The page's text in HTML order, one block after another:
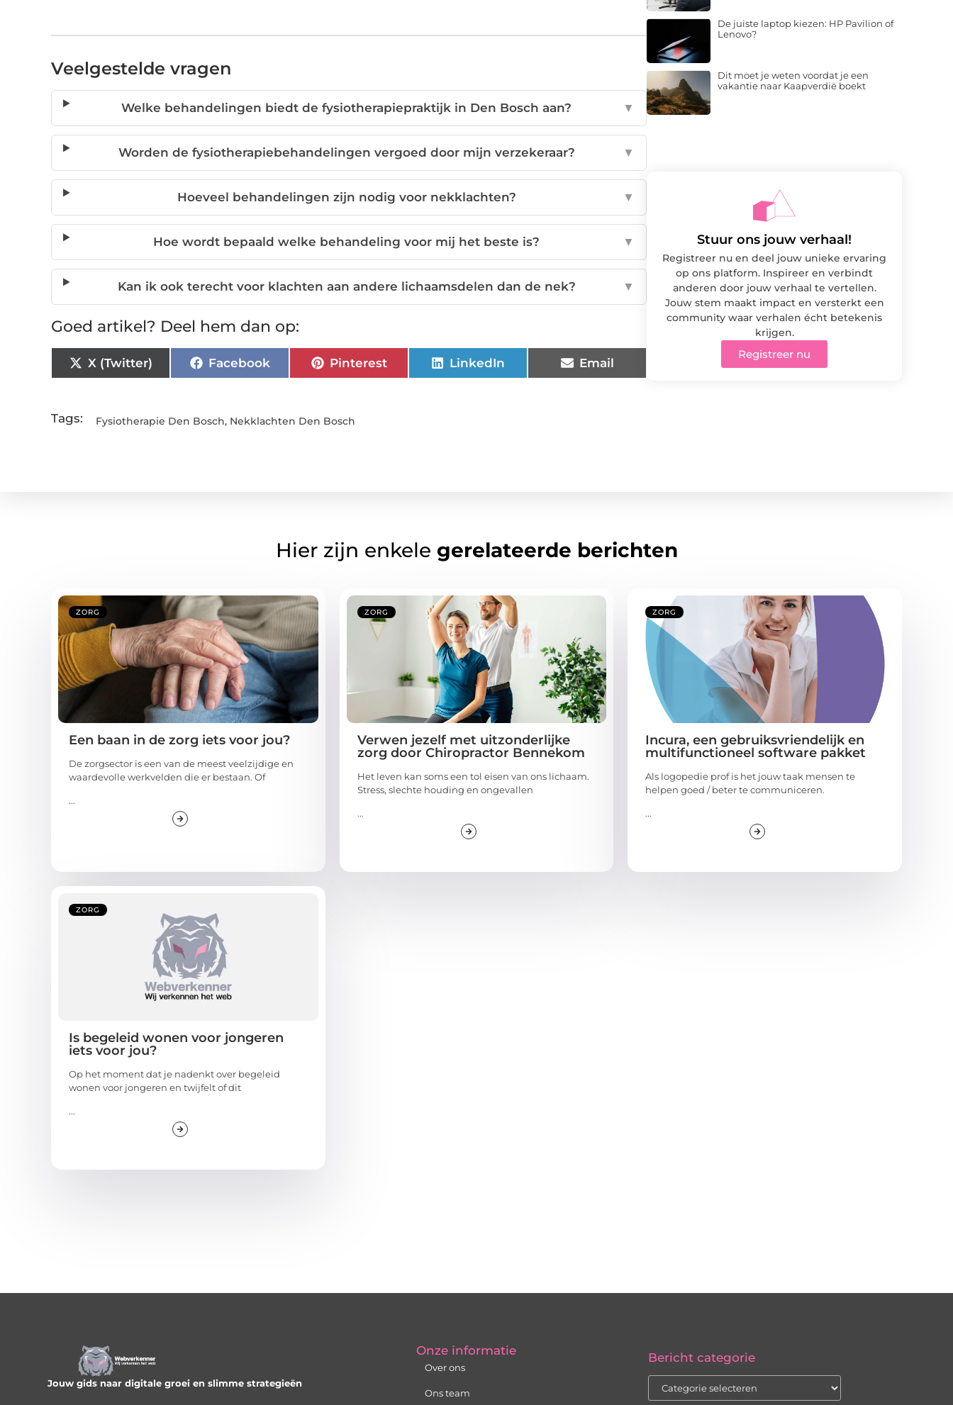
Veelgestelde vragen
Welke behandelingen biedt de fysiotherapiepraktijk in Den Bosch aan? ▼
Worden de fysiotherapiebehandelingen vergoed door mijn verzekeraar? ▼
Hoeveel behandelingen zijn nodig voor nekklachten? ▼
Hoe wordt bepaald welke behandeling voor mij het beste is? ▼
Kan ik ook terecht voor klachten aan andere lichaamsdelen dan de nek? ▼
Goed artikel? Deel hem dan op:
X (Twitter) Facebook Pinterest LinkedIn Email
Tags: Fysiotherapie Den Bosch, Nekklachten Den Bosch
De juiste laptop kiezen: HP Pavilion of
Lenovo?
Dit moet je weten voordat je een
vakantie naar Kaapverdië boekt
Stuur ons jouw verhaal!
Registreer nu en deel jouw unieke ervaring
op ons platform. Inspireer en verbindt
anderen door jouw verhaal te vertellen.
Jouw stem maakt impact en versterkt een
community waar verhalen écht betekenis
krijgen.
Registreer nu
Hier zijn enkele gerelateerde berichten
ZORG
Een baan in de zorg iets voor jou?
De zorgsector is een van de meest veelzijdige en
waardevolle werkvelden die er bestaan. Of
...
ZORG
Verwen jezelf met uitzonderlijke
zorg door Chiropractor Bennekom
Het leven kan soms een tol eisen van ons lichaam.
Stress, slechte houding en ongevallen
...
ZORG
Incura, een gebruiksvriendelijk en
multifunctioneel software pakket
Als logopedie prof is het jouw taak mensen te
helpen goed / beter te communiceren.
...
ZORG
Is begeleid wonen voor jongeren
iets voor jou?
Op het moment dat je nadenkt over begeleid
wonen voor jongeren en twijfelt of dit
...
Jouw gids naar digitale groei en slimme strategieën
Onze informatie
Over ons
Ons team
Bericht categorie